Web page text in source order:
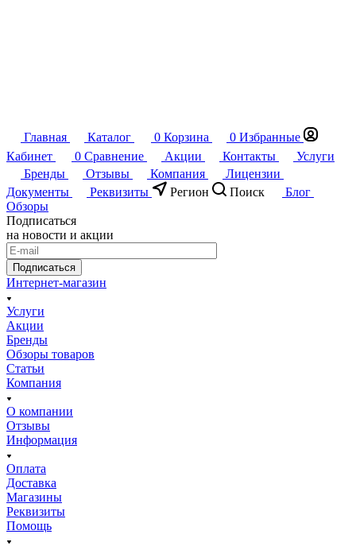
Главная Каталог 0 Корзина 0 Избранные
Кабинет
0 Сравнение Акции Контакты
Услуги
Бренды
Отзывы Компания
Лицензии
Документы
Реквизиты Регион Поиск
Блог
Обзоры
Подписаться
на новости и акции
Подписаться
Интернет-магазин
Услуги
Акции
Бренды
Обзоры товаров
Статьи
Компания
О компании
Отзывы
Информация
Оплата
Доставка
Магазины
Реквизиты
Помощь